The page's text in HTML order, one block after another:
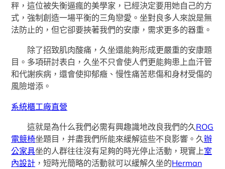
秤，這位被失衡逼瘋的美學家，已經決定要用她自己的方
式，強制創造一場平衡的三角戀愛。坐對良多人來說是無
法防止的，但它卻要挾著我們的安康，需求更多的器重。
除了招致肌肉酸痛，久坐還能夠形成更嚴重的安康題
目。多項研討表白，久坐不只會使人們更能夠患上血汗管
和代謝疾病，還會使抑郁癥、慢性痛苦悲傷和身材受傷的
風險增添。
系統櫃工廠直營
這就是為什么我們必需有興趣識地改良我們的久 ROG
電競椅坐題目，并盡我們所能來緩解這些不良影響。久辦
公家具坐的人群往往沒有足夠的時光停止活動，現實上室
內設計 ，短時光簡略的活動就可以緩解久坐的Herman